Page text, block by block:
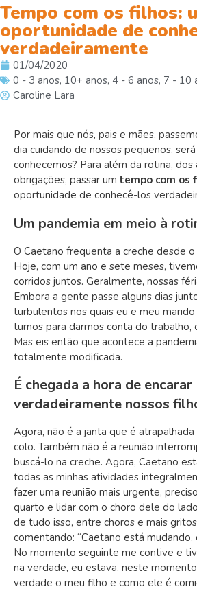
Tempo com os filhos:
oportunidade de
verdadeiramente
01/04/2020
0 - 3 anos, 10+ anos, 4 - 6 anos, 7 - 10
Caroline Lara
Por mais que nós, pais e mães,
dia cuidando de nossos pequenos,
conhecemos? Para além da rotina, dos
obrigações, passar um tempo com os
oportunidade de conhecê-los
Um pandemia em meio à
O Caetano frequenta a creche desde
Hoje, com um ano e sete meses,
corridos juntos. Geralmente, nossas
Embora a gente passe alguns dias
turbulentos nos quais eu e meu
turnos para darmos conta do trabalho,
Mas eis então que acontece a
totalmente modificada.
É chegada a hora de encarar
verdadeiramente nossos
Agora, não é a janta que é
colo. Também não é a reunião
buscá-lo na creche. Agora, Caetano
todas as minhas atividades
fazer uma reunião mais urgente,
quarto e lidar com o choro dele do
de tudo isso, entre choros e mais
comentando: “Caetano está mudando,
No momento seguinte me contive e
na verdade, eu estava, neste
verdade o meu filho e como ele é